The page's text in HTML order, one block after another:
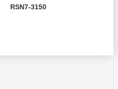
RSN7-3150